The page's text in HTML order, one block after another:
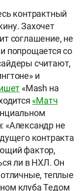
контрактный
Захочет
соглашение, не
попрощается со
считают,
и
«Mash на
«Матч
«Александр не
контракта
фактор,
ли в НХЛ. Он
теплые
клуба Тедом